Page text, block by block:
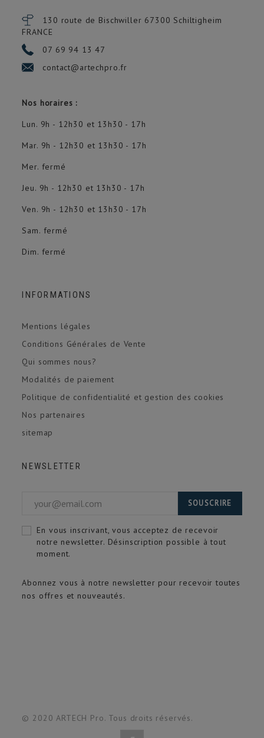
130 route de Bischwiller 67300 Schiltigheim
FRANCE
07 69 94 13 47
contact@artechpro.fr
Nos horaires :
Lun. 9h - 12h30 et 13h30 - 17h
Mar. 9h - 12h30 et 13h30 - 17h
Mer. fermé
Jeu. 9h - 12h30 et 13h30 - 17h
Ven. 9h - 12h30 et 13h30 - 17h
Sam. fermé
Dim. fermé
INFORMATIONS
Mentions légales
Conditions Générales de Vente
Qui sommes nous?
Modalités de paiement
Politique de confidentialité et gestion des cookies
Nos partenaires
sitemap
NEWSLETTER
Abonnez vous à notre newsletter pour recevoir toutes
nos offres et nouveautés.
SOUSCRIRE
En vous inscrivant, vous acceptez de recevoir
notre newsletter. Désinscription possible à tout
moment.
© 2020 ARTECH Pro. Tous droits réservés.